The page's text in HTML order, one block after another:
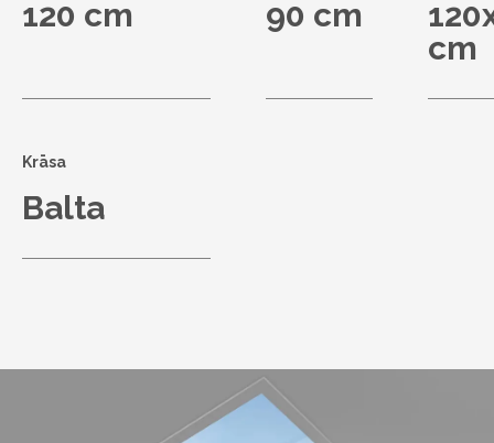
120 cm 90 cm
cm
Krāsa
Balta